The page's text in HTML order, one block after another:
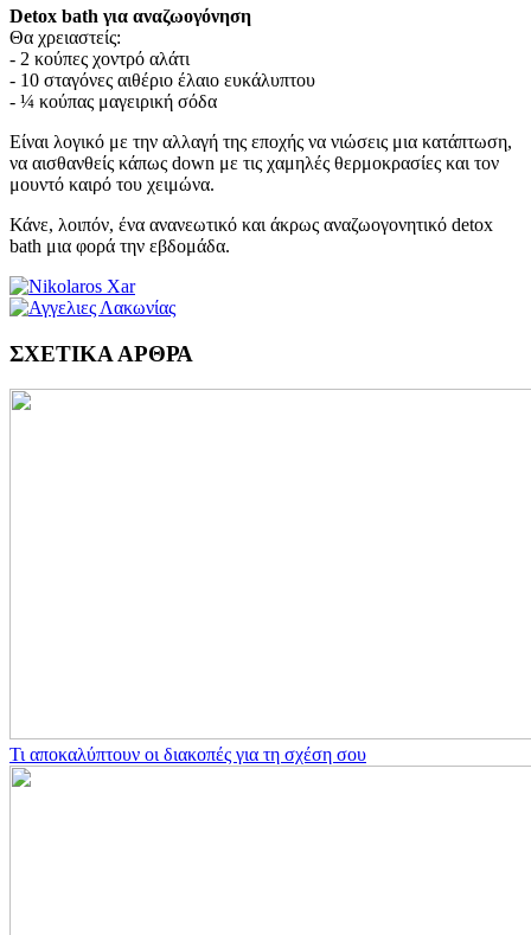
Detox bath για αναζωογόνηση
Θα χρειαστείς:
- 2 κούπες χοντρό αλάτι
- 10 σταγόνες αιθέριο έλαιο ευκάλυπτου
- ¼ κούπας μαγειρική σόδα
Είναι λογικό με την αλλαγή της εποχής να νιώσεις μια κατάπτωση,
να αισθανθείς κάπως down με τις χαμηλές θερμοκρασίες και τον
μουντό καιρό του χειμώνα.
Κάνε, λοιπόν, ένα ανανεωτικό και άκρως αναζωογονητικό detox
bath μια φορά την εβδομάδα.
ΣΧΕΤΙΚΑ ΑΡΘΡΑ
Τι αποκαλύπτουν οι διακοπές για τη σχέση σου